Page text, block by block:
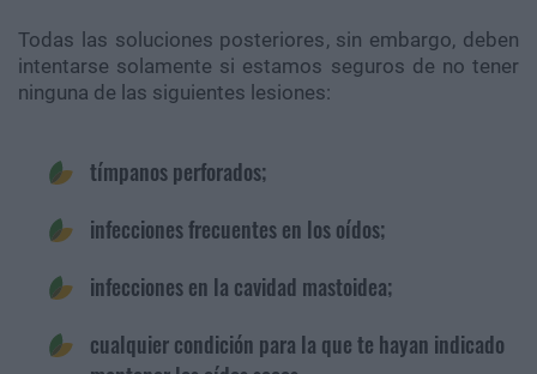
Todas las soluciones posteriores, sin embargo, deben
intentarse solamente si estamos seguros de no tener
ninguna de las siguientes lesiones:
tímpanos perforados;
infecciones frecuentes en los oídos;
infecciones en la cavidad mastoidea;
cualquier condición para la que te hayan indicado